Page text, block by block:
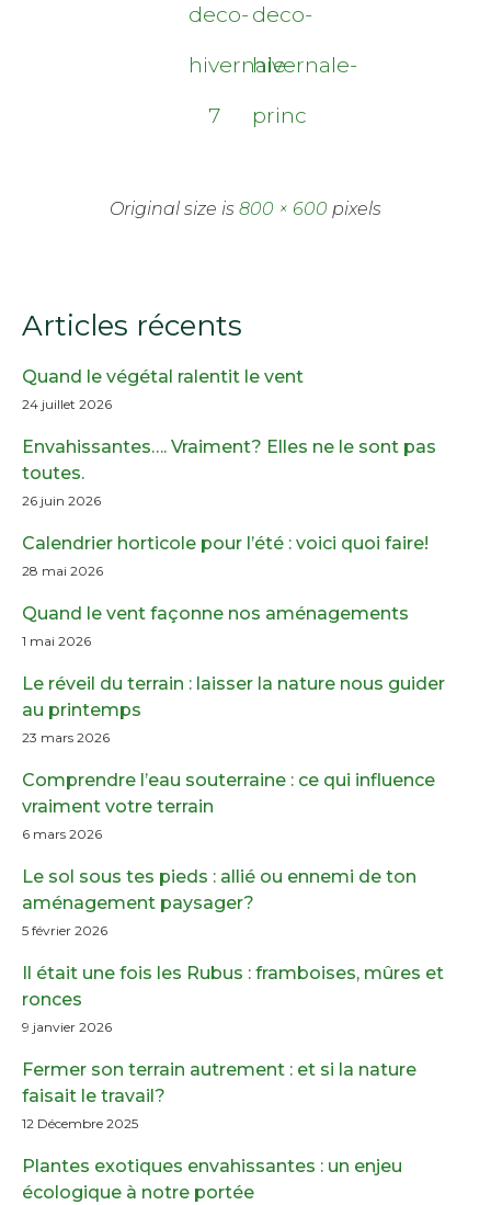
deco-
hivernale-
7
deco-
hivernale-
princ
Original size is 800 × 600 pixels
Articles récents
Quand le végétal ralentit le vent
24 juillet 2026
Envahissantes…. Vraiment? Elles ne le sont pas
toutes.
26 juin 2026
Calendrier horticole pour l’été : voici quoi faire!
28 mai 2026
Quand le vent façonne nos aménagements
1 mai 2026
Le réveil du terrain : laisser la nature nous guider
au printemps
23 mars 2026
Comprendre l’eau souterraine : ce qui influence
vraiment votre terrain
6 mars 2026
Le sol sous tes pieds : allié ou ennemi de ton
aménagement paysager?
5 février 2026
Il était une fois les Rubus : framboises, mûres et
ronces
9 janvier 2026
Fermer son terrain autrement : et si la nature
faisait le travail?
12 Décembre 2025
Plantes exotiques envahissantes : un enjeu
écologique à notre portée